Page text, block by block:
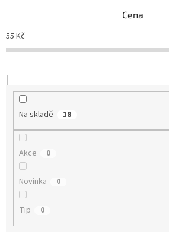
o
d
k
t
Cena
55 Kč
Na skladě 18
Akce 0
Novinka 0
Tip 0